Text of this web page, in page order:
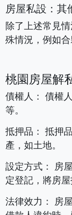
房屋私設：其
除了上述常見
殊情況，例如合
桃園房屋解
債權人： 債權
等。
抵押品： 抵押
產，如土地。
設定方式： 房
定登記，將房屋
法律效力： 房